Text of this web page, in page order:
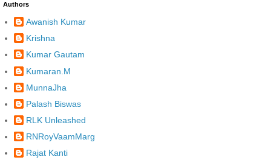
Authors
Awanish Kumar
Krishna
Kumar Gautam
Kumaran.M
MunnaJha
Palash Biswas
RLK Unleashed
RNRoyVaamMarg
Rajat Kanti